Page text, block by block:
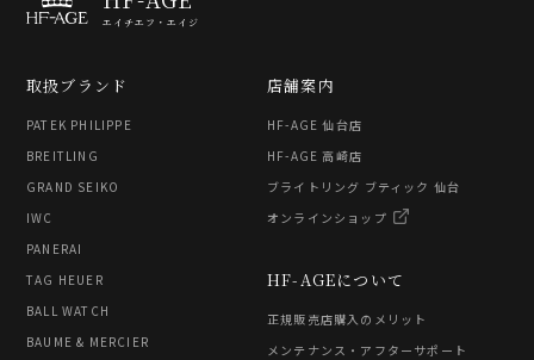
エイチエフ・エイジ
取扱ブランド
PATEK PHILIPPE
BREITLING
GRAND SEIKO
IWC
PANERAI
TAG HEUER
BALL WATCH
BAUME & MERCIER
HF-AGEについて
正規販売店購入のメリット
メンテナンス・アフターサポート
店舗案内
HF-AGE 仙台店
HF-AGE 高崎店
ブライトリング ブティック 仙台
オンラインショップ